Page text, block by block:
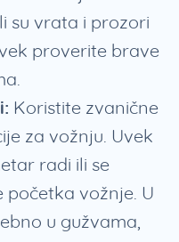
su vrata i prozori
proverite brave
Koristite zvanične
za vožnju. Uvek
radi ili se
vožnje. U
u gužvama,